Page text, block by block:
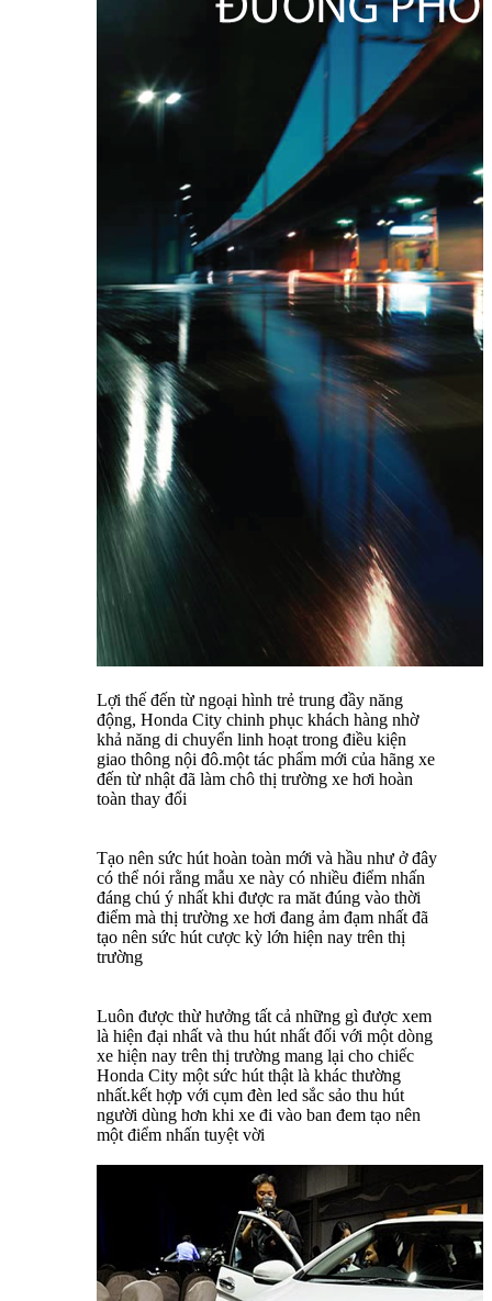
Lợi thế đến từ ngoại hình trẻ trung đầy năng
động, Honda City chinh phục khách hàng nhờ
khả năng di chuyển linh hoạt trong điều kiện
giao thông nội đô.một tác phẩm mới của hãng xe
đến từ nhật đã làm chô thị trường xe hơi hoàn
toàn thay đổi
Tạo nên sức hút hoàn toàn mới và hầu như ở đây
có thể nói rằng mẫu xe này có nhiều điểm nhấn
đáng chú ý nhất khi được ra măt đúng vào thời
điểm mà thị trường xe hơi đang ảm đạm nhất đã
tạo nên sức hút cược kỳ lớn hiện nay trên thị
trường
Luôn được thừ hưởng tất cả những gì được xem
là hiện đại nhất và thu hút nhất đối với một dòng
xe hiện nay trên thị trường mang lại cho chiếc
Honda City một sức hút thật là khác thường
nhất.kết hợp với cụm đèn led sắc sảo thu hút
người dùng hơn khi xe đi vào ban đem tạo nên
một điểm nhấn tuyệt vời